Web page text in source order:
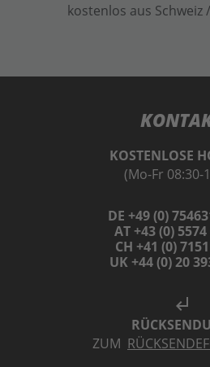
kostenlos aus Schweiz
KOSTENLOSE
(Mo-Fr 08:30-
DE +49 (0)
AT +43 (0)
CH +41 (0)
UK +44 (0) 20
subdirectory_arrow_left
ZUM